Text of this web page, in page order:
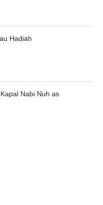
Hadiah
Nabi Nuh as